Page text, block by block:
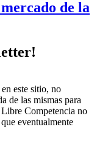
de la
este sitio, no
de las mismas para
Competencia no
eventualmente